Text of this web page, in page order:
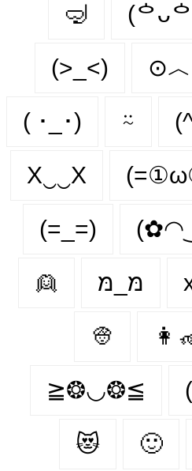
🤿
(>_<)
( ･_･) ⍨
X‿‿X
(=_=)
👱 מּ_מּ
👳
≧❂◡❂≦
😻 🙂‍